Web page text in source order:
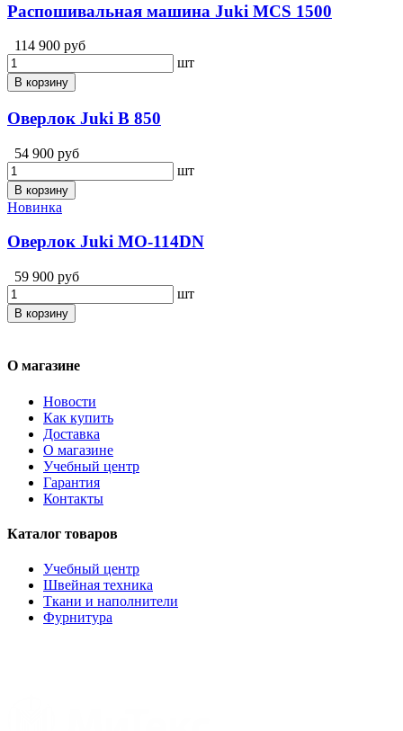
Распошивальная машина Juki MCS 1500
114 900 руб
шт
В корзину
Оверлок Juki B 850
54 900 руб
шт
В корзину
Новинка
Оверлок Juki MO-114DN
59 900 руб
шт
В корзину
О магазине
Новости
Как купить
Доставка
О магазине
Учебный центр
Гарантия
Контакты
Каталог товаров
Учебный центр
Швейная техника
Ткани и наполнители
Фурнитура